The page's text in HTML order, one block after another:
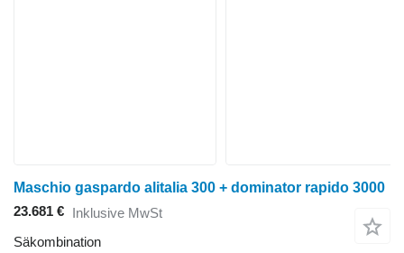
Maschio gaspardo alitalia 300 + dominator rapido 3000
23.681 € Inklusive MwSt
Säkombination